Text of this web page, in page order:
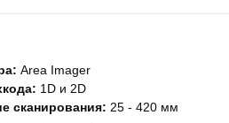
Area Imager
1D и 2D
сканирования: 25 - 420 мм